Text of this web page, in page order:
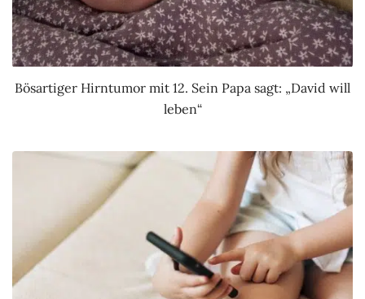
Bösartiger Hirntumor mit 12. Sein Papa sagt: „David will
leben“